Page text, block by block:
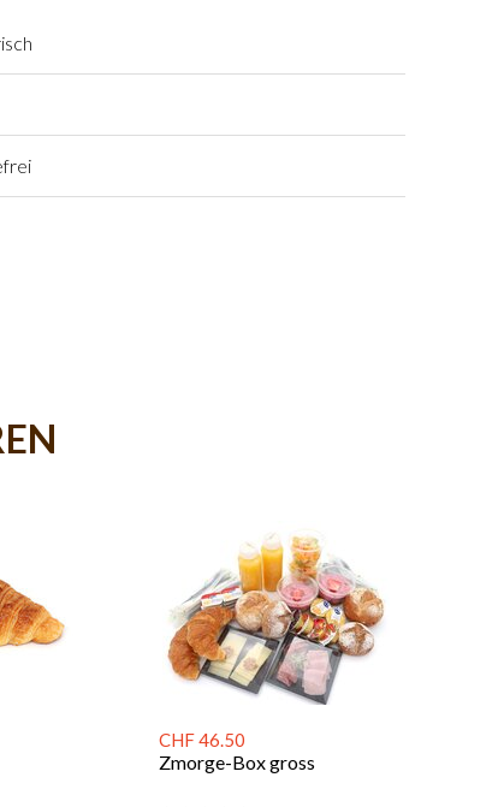
CHF 46.50
Zmorge-Box gross